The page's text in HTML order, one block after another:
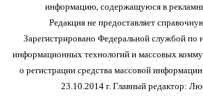
информацию, содержащуюся в
Редакция не предоставляет
Зарегистрировано Федеральной службой по
информационных технологий и массовых
о регистрации средства массовой
23.10.2014 г. Главный редактор: